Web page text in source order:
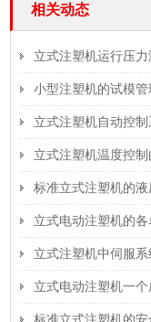
相关动态
立式注塑机运行压
小型注塑机的试模管
立式注塑机自动控
立式注塑机温度控
标准立式注塑机的
立式电动注塑机的
立式注塑机中伺服
立式电动注塑机一
标准立式注塑机的